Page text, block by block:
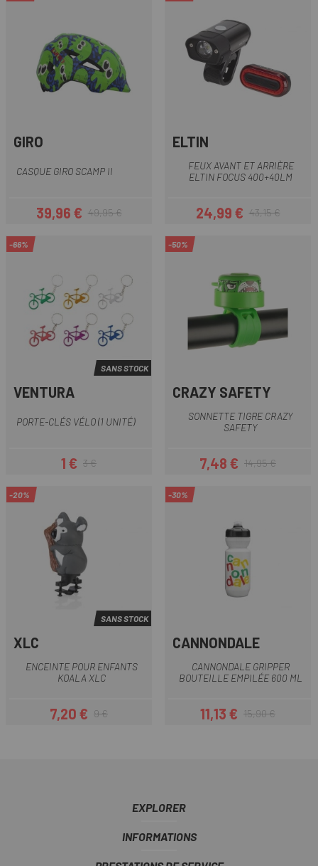
GIRO
CASQUE GIRO SCAMP II
Prix
39,96 €Prix habituel
49,95 €
ELTIN
FEUX AVANT ET ARRIÈRE
ELTIN FOCUS 400+40LM
Prix
24,99 €Prix habituel
43,15 €
-66%
SANS STOCK
VENTURA
PORTE-CLÉS VÉLO (1 UNITÉ)
Prix
1 € Prix habituel
3 €
-50%
CRAZY SAFETY
SONNETTE TIGRE CRAZY
SAFETY
Prix
7,48 €Prix habituel
14,95 €
-20%
SANS STOCK
XLC
ENCEINTE POUR ENFANTS
KOALA XLC
Prix
7,20 €Prix habituel
9 €
-30%
CANNONDALE
CANNONDALE GRIPPER
BOUTEILLE EMPILÉE 600 ML
Prix
11,13 €Prix habituel
15,90 €
EXPLORER
INFORMATIONS